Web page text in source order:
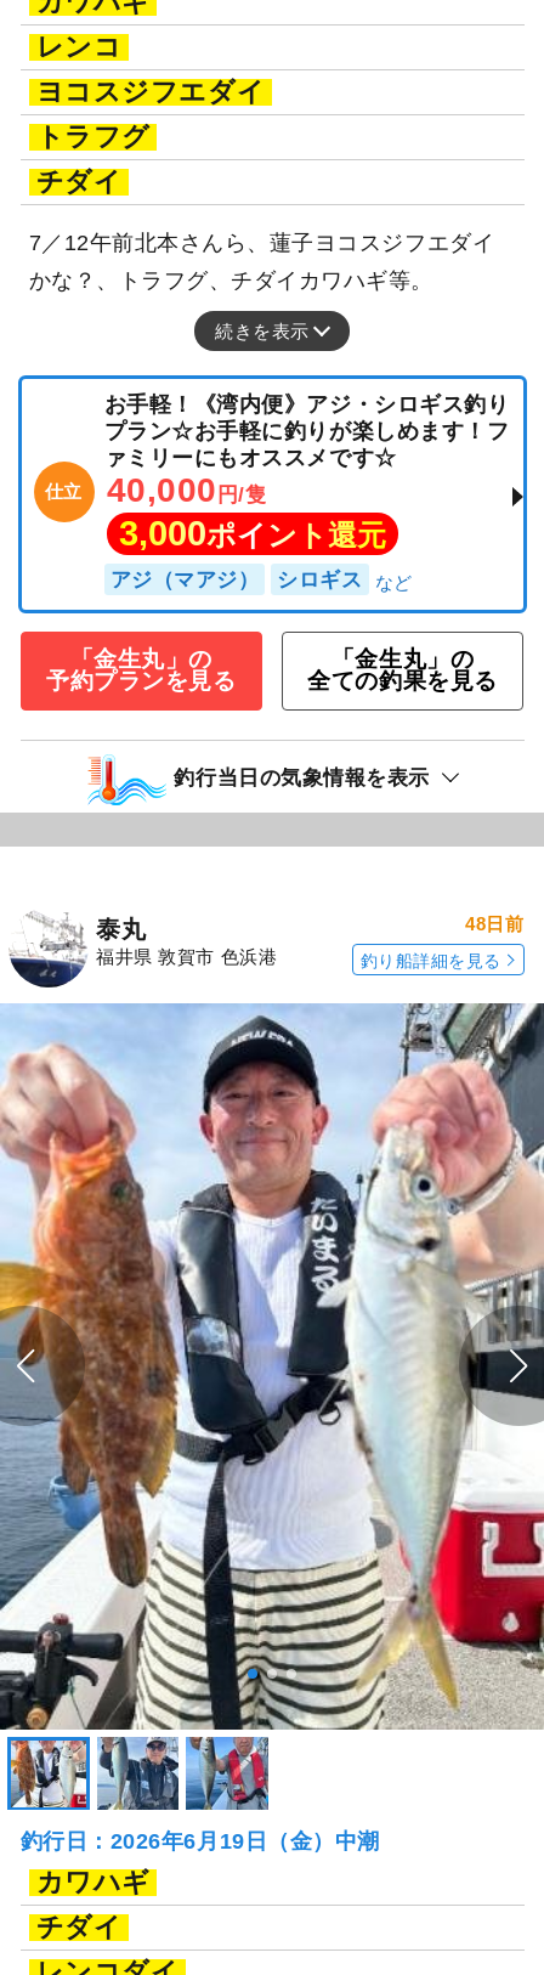
レンコ
ヨコスジフエダイ
トラフグ
チダイ
7／12午前北本さんら、蓮子ヨコスジフエダイ
かな？、トラフグ、チダイカワハギ等。
続きを表示
仕立
お手軽！《湾内便》アジ・シロギス釣り
プラン☆お手軽に釣りが楽しめます！フ
ァミリーにもオススメです☆
40,000 円/隻
3,000ポイント還元
アジ（マアジ） シロギス
「金生丸」の
予約プランを見る
「金生丸」の
全ての釣果を見る
釣行当日の気象情報を表示
泰丸
福井県 敦賀市 色浜港
48日前
釣り船詳細を見る
釣行日：2026年6月19日（金）中潮
カワハギ
チダイ